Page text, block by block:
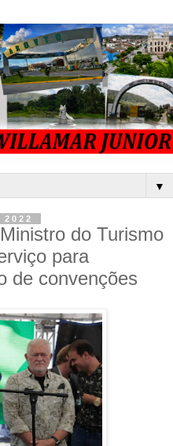
▼
do Turismo
para
de convenções